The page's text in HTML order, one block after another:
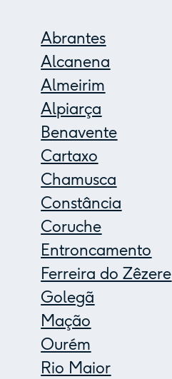
Abrantes
Alcanena
Almeirim
Alpiarça
Benavente
Cartaxo
Chamusca
Constância
Coruche
Entroncamento
Ferreira do Zêzere
Golegã
Mação
Ourém
Rio Maior